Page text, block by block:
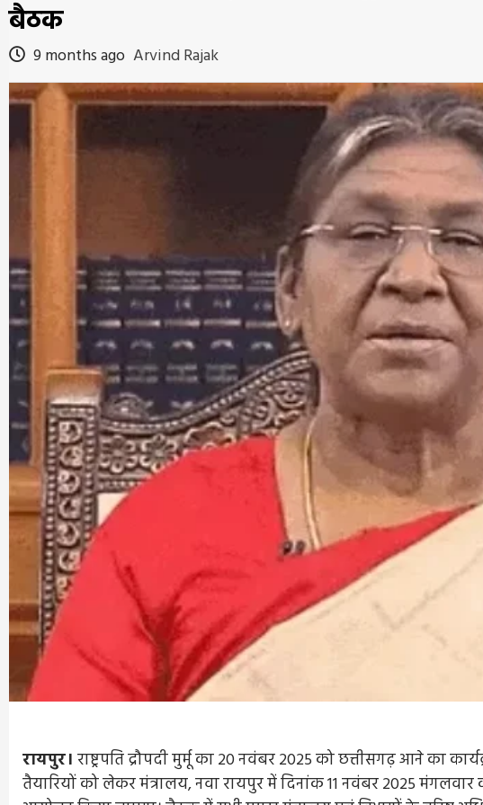
बैठक
9 months ago Arvind Rajak
रायपुर। राष्ट्रपति द्रौपदी मुर्मू का 20 नवंबर 2025 को छत्तीसगढ़ आने का
तैयारियों को लेकर मंत्रालय, नवा रायपुर में दिनांक 11 नवंबर 2025